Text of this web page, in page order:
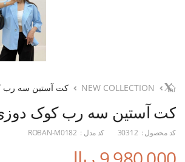
NEW COLLECTION کت آستین سه رب
کت آستین سه رب کوک
کد محصول : 30312 کد مدل : ROBAN-M0182